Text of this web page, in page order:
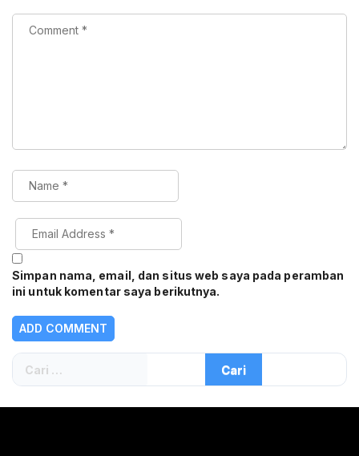
Simpan nama, email, dan situs web saya pada peramban
ini untuk komentar saya berikutnya.
Cari
untuk: